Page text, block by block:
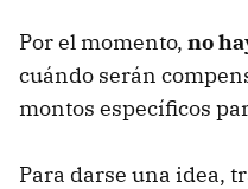
Por el momento, no
cuándo serán
montos específicos
Para darse una idea,